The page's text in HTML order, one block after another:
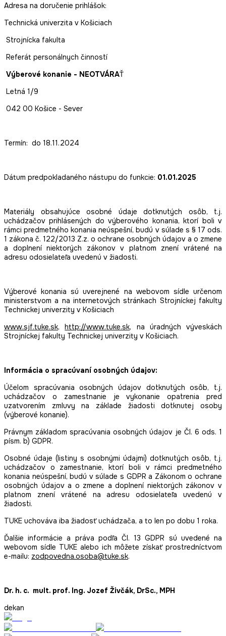
Adresa na doručenie prihlášok:
Technická univerzita v Košiciach
Strojnícka fakulta
Referát personálnych činností
Výberové konanie - NEOTVÁRAŤ
Letná 1/9
042 00 Košice - Sever
Termín: do 18.11.2024
Dátum predpokladaného nástupu do funkcie: 01.01.2025
Materiály obsahujúce osobné údaje dotknutých osôb, t.j.
uchádzačov prihlásených do výberového konania, ktorí boli v
rámci predmetného konania neúspešní, budú v súlade s § 17 ods.
1 zákona č. 122/2013 Z.z. o ochrane osobných údajov a o zmene
a doplnení niektorých zákonov v platnom znení vrátené na
adresu odosielateľa uvedenú v žiadosti.
Výberové konania sú uverejnené na webovom sídle určenom
ministerstvom a na internetových stránkach Strojníckej fakulty
Technickej univerzity v Košiciach
www.sjf.tuke.sk,http://www.tuke.sk, na úradných výveskách
Strojníckej fakulty Technickej univerzity v Košiciach.
Informácia o spracúvaní osobných údajov:
Účelom spracúvania osobných údajov dotknutých osôb, t.j.
uchádzačov o zamestnanie je vykonanie opatrenia pred
uzatvorením zmluvy na základe žiadosti dotknutej osoby
(výberové konanie).
Právnym základom spracúvania osobných údajov je Čl. 6 ods. 1
písm. b) GDPR.
Osobné údaje (listiny s osobnými údajmi) dotknutých osôb, t.j.
uchádzačov o zamestnanie, ktorí boli v rámci predmetného
konania neúspešní, budú v súlade s GDPR a Zákonom o ochrane
osobných údajov a o zmene a doplnení niektorých zákonov v
platnom znení vrátené na adresu odosielateľa uvedenú v
žiadosti.
TUKE uchováva iba žiadosť uchádzača, a to len po dobu 1 roka.
Ďalšie informácie a práva podľa Čl. 13 GDPR sú uvedené na
webovom sídle TUKE alebo ich môžete získať prostredníctvom
e-mailu: zodpovedna.osoba@tuke.sk.
Dr. h. c. mult. prof. Ing. Jozef Živčák, DrSc., MPH
dekan